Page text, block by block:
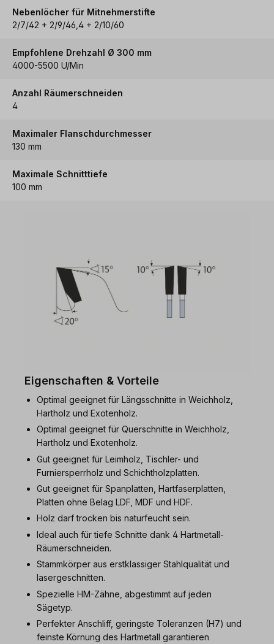
Nebenlöcher für Mitnehmerstifte
2/7/42 + 2/9/46,4 + 2/10/60
Empfohlene Drehzahl Ø 300 mm
4000-5500 U/Min
Anzahl Räumerschneiden
4
Maximaler Flanschdurchmesser
130 mm
Maximale Schnitttiefe
100 mm
Eigenschaften & Vorteile
Optimal geeignet für Längsschnitte in Weichholz,
Hartholz und Exotenholz.
Optimal geeignet für Querschnitte in Weichholz,
Hartholz und Exotenholz.
Gut geeignet für Leimholz, Tischler- und
Furniersperrholz und Schichtholzplatten.
Gut geeignet für Spanplatten, Hartfaserplatten,
Platten ohne Belag LDF, MDF und HDF.
Holz darf trocken bis naturfeucht sein.
Ideal auch für tiefe Schnitte dank 4 Hartmetall-
Räumerschneiden.
Stammkörper aus erstklassiger Stahlqualität und
lasergeschnitten.
Spezielle HM-Zähne, abgestimmt auf jeden
Sägetyp.
Perfekter Anschliff, geringste Toleranzen (H7) und
feinste Körnung des Hartmetall garantieren